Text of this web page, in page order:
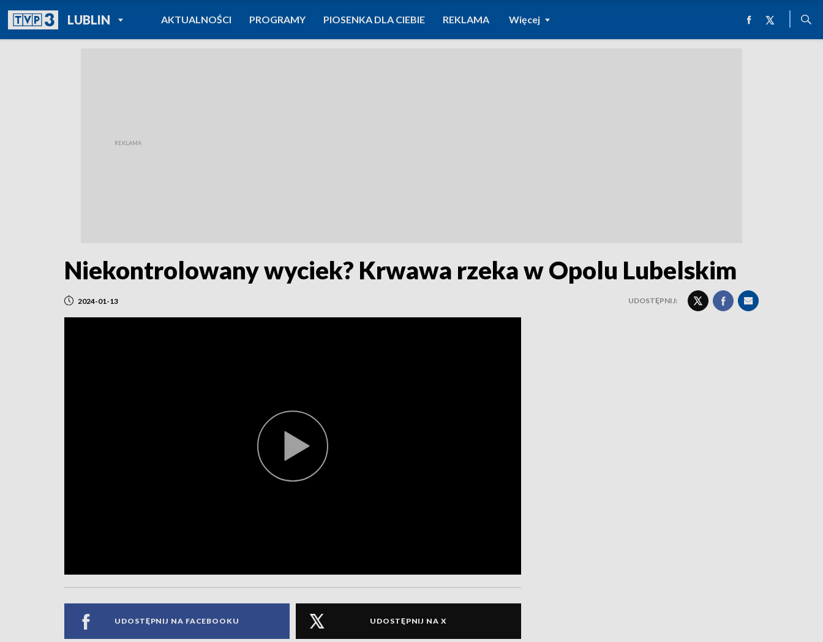
LUBLINPOWRÓT DO
TVP REGIONY
AKTUALNOŚCI PROGRAMY PIOSENKA DLA CIEBIE REKLAMA Więcej
Niekontrolowany wyciek? Krwawa rzeka w Opolu Lubelskim
2024-01-13 UDOSTĘPNIJ:
UDOSTĘPNIJ NA FACEBOOKU UDOSTĘPNIJ NA X